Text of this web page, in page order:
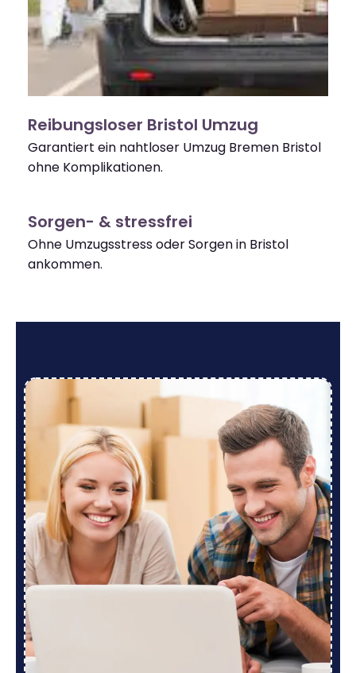
Reibungsloser Bristol Umzug
Garantiert ein nahtloser Umzug Bremen Bristol
ohne Komplikationen.
Sorgen- & stressfrei
Ohne Umzugsstress oder Sorgen in Bristol
ankommen.